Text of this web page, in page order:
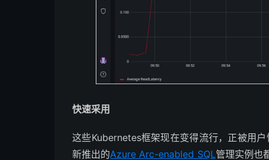
快速采用
这些Kubernetes框架现在变得流行，正被用户
新推出的Azure Arc-enabled SQL管理实例也